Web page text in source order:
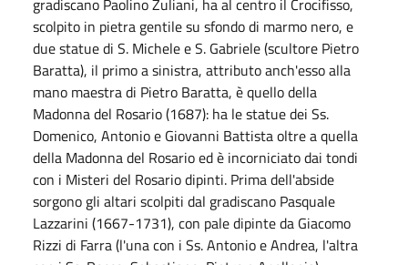
scolpito in pietra gentile su sfondo di marmo nero, e
due statue di S. Michele e S. Gabriele (scultore Pietro
Baratta), il primo a sinistra, attributo anch'esso alla
mano maestra di Pietro Baratta, è quello della
Madonna del Rosario (1687): ha le statue dei Ss.
Domenico, Antonio e Giovanni Battista oltre a quella
della Madonna del Rosario ed è incorniciato dai tondi
con i Misteri del Rosario dipinti. Prima dell'abside
sorgono gli altari scolpiti dal gradiscano Pasquale
Lazzarini (1667-1731), con pale dipinte da Giacomo
Rizzi di Farra (l'una con i Ss. Antonio e Andrea, l'altra